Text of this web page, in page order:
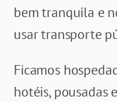
bem tranquila e
usar transporte
Ficamos
hotéis, pousadas